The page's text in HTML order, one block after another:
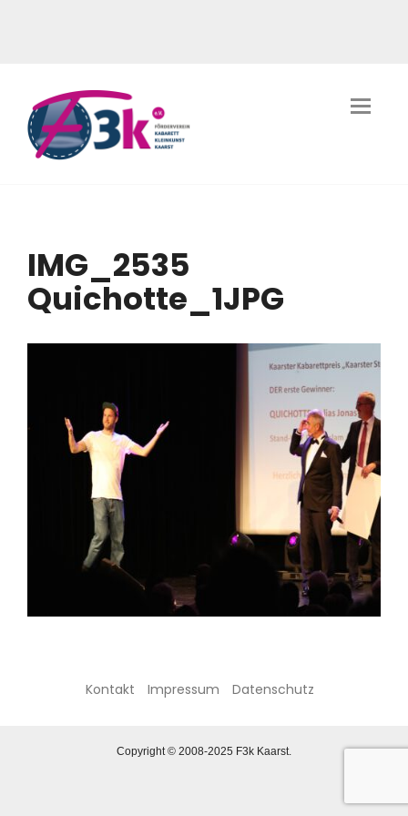
IMG_2535
Quichotte_1JPG
Kontakt Impressum Datenschutz
Copyright © 2008-2025 F3k Kaarst.